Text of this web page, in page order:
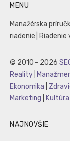
MENU
Manažérska
riadenie
Riadenie
© 2010 - 2026
Reality
Ekonomika
Marketing
Kultúra
NAJNOVŠIE